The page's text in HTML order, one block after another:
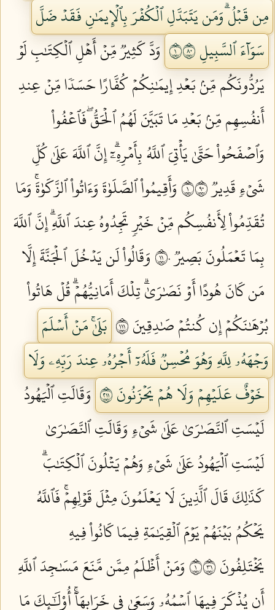
مِن قَبۡلُۗ وَمَن يَتَبَدَّلِ ٱلۡكُفۡرَ بِٱلۡإِيمَٰنِ فَقَدۡ ضَلَّ
سَوَآءَ ٱلسَّبِيلِ ١٠٨
وَدَّ كَثِيرٞ مِّنۡ أَهۡلِ ٱلۡكِتَٰبِ لَوۡ
يَرُدُّونَكُم مِّنۢ بَعۡدِ إِيمَٰنِكُمۡ كُفَّارًا حَسَدٗا مِّنۡ عِندِ
أَنفُسِهِم مِّنۢ بَعۡدِ مَا تَبَيَّنَ لَهُمُ ٱلۡحَقُّۖ فَٱعۡفُواْ
وَٱصۡفَحُواْ حَتَّىٰ يَأۡتِيَ ٱللَّهُ بِأَمۡرِهِۦٓۗ إِنَّ ٱللَّهَ عَلَىٰ كُلِّ
شَيۡءٖ قَدِيرٞ ١٠٩
وَأَقِيمُواْ ٱلصَّلَوٰةَ وَءَاتُواْ ٱلزَّكَوٰةَۚ وَمَا
تُقَدِّمُواْ لِأَنفُسِكُم مِّنۡ خَيۡرٖ تَجِدُوهُ عِندَ ٱللَّهِۗ إِنَّ ٱللَّهَ
بِمَا تَعۡمَلُونَ بَصِيرٞ ١١٠
وَقَالُواْ لَن يَدۡخُلَ ٱلۡجَنَّةَ إِلَّا
مَن كَانَ هُودًا أَوۡ نَصَٰرَىٰۗ تِلۡكَ أَمَانِيُّهُمۡۗ قُلۡ هَاتُواْ
بُرۡهَٰنَكُمۡ إِن كُنتُمۡ صَٰدِقِينَ ١١١
بَلَىٰۚ مَنۡ أَسۡلَمَ
وَجۡهَهُۥ لِلَّهِ وَهُوَ مُحۡسِنٞ فَلَهُۥٓ أَجۡرُهُۥ عِندَ رَبِّهِۦ وَلَا
خَوۡفٌ عَلَيۡهِمۡ وَلَا هُمۡ يَحۡزَنُونَ ١١٢
وَقَالَتِ ٱلۡيَهُودُ
لَيۡسَتِ ٱلنَّصَٰرَىٰ عَلَىٰ شَيۡءٖ وَقَالَتِ ٱلنَّصَٰرَىٰ
لَيۡسَتِ ٱلۡيَهُودُ عَلَىٰ شَيۡءٖ وَهُمۡ يَتۡلُونَ ٱلۡكِتَٰبَۗ
كَذَٰلِكَ قَالَ ٱلَّذِينَ لَا يَعۡلَمُونَ مِثۡلَ قَوۡلِهِمۡۚ فَٱللَّهُ
يَحۡكُمُ بَيۡنَهُمۡ يَوۡمَ ٱلۡقِيَٰمَةِ فِيمَا كَانُواْ فِيهِ
يَخۡتَلِفُونَ ١١٣
وَمَنۡ أَظۡلَمُ مِمَّن مَّنَعَ مَسَٰجِدَ ٱللَّهِ
أَن يُذۡكَرَ فِيهَا ٱسۡمُهُۥ وَسَعَىٰ فِي خَرَابِهَآۚ أُوْلَٰٓئِكَ مَا